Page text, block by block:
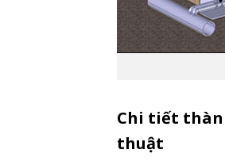
Chi tiết
thuật